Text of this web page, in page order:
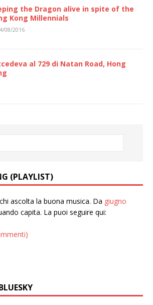
the Dragon alive in spite of the
Kong Millennials
08/2016
al 729 di Natan Road, Hong
(PLAYLIST)
ascolta la buona musica. Da giugno
capita. La puoi seguire qui: